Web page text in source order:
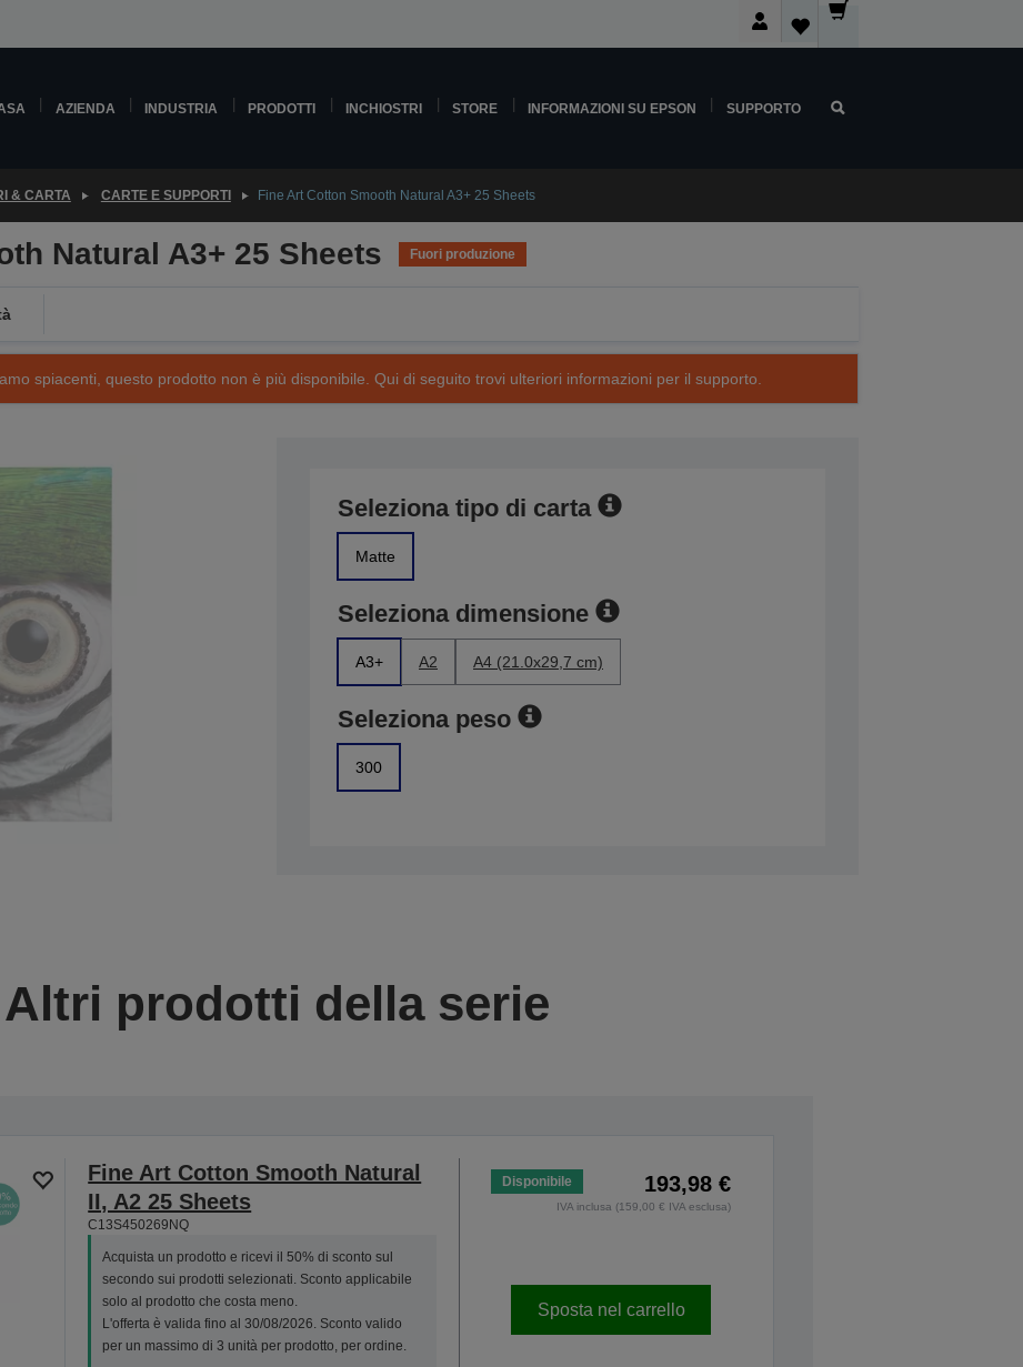
AZIENDA INDUSTRIA PRODOTTI INCHIOSTRI STORE INFORMAZIONI SU EPSON SUPPORTO
& CARTA CARTE E SUPPORTI Fine Art Cotton Smooth Natural A3+ 25 Sheets
Natural A3+ 25 Sheets Fuori produzione
spiacenti, questo prodotto non è più disponibile. Qui di seguito trovi ulteriori informazioni per il supporto.
Seleziona tipo di carta
Matte
Seleziona dimensione
A3+ A2 A4 (21.0x29,7 cm)
Seleziona peso
300
Altri prodotti della serie
Fine Art Cotton Smooth Natural
II, A2 25 Sheets
C13S450269NQ
Acquista un prodotto e ricevi il 50% di sconto sul
secondo sui prodotti selezionati. Sconto applicabile
solo al prodotto che costa meno.
L'offerta è valida fino al 30/08/2026. Sconto valido
per un massimo di 3 unità per prodotto, per ordine.
Disponibile 193,98 €
IVA inclusa (159,00 € IVA esclusa)
Sposta nel carrello